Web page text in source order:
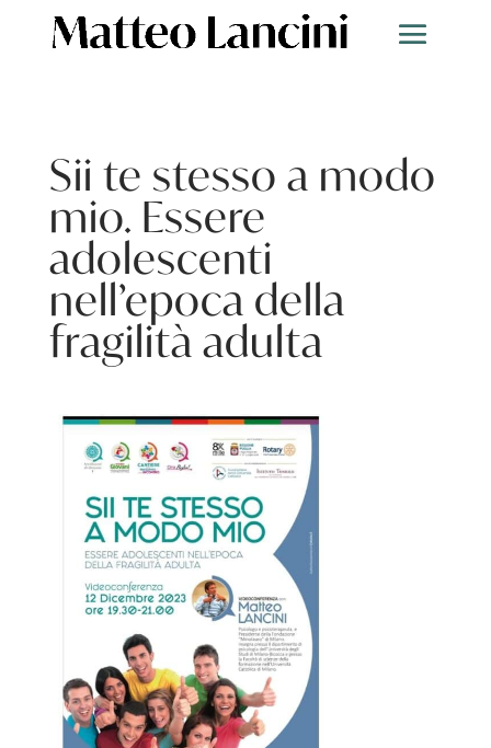
Sii te stesso a modo
mio. Essere
adolescenti
nell’epoca della
fragilità adulta